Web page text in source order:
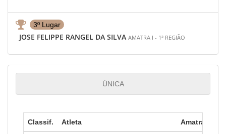
3º Lugar
JOSE FELIPPE RANGEL DA SILVA AMATRA I - 1ª REGIÃO
ÚNICA
Classif. Atleta Amatra